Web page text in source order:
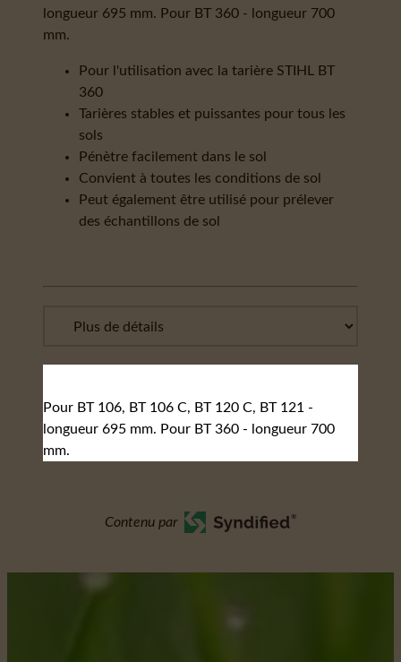
longueur 695 mm. Pour BT 360 - longueur 700
mm.
Pour l'utilisation avec la tarière STIHL BT
360
Tarières stables et puissantes pour tous les
sols
Pénètre facilement dans le sol
Convient à toutes les conditions de sol
Peut également être utilisé pour prélever
des échantillons de sol
Pour BT 106, BT 106 C, BT 120 C, BT 121 -
longueur 695 mm. Pour BT 360 - longueur 700
mm.
Contenu par